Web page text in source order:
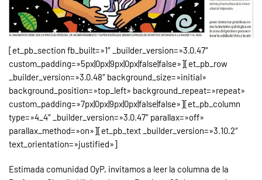
[et_pb_section fb_built=»1″ _builder_version=»3.0.47″
custom_padding=»5px|0px|9px|0px|false|false»][et_pb_row
_builder_version=»3.0.48″ background_size=»initial»
background_position=»top_left» background_repeat=»repeat»
custom_padding=»7px|0px|9px|0px|false|false»][et_pb_column
type=»4_4″ _builder_version=»3.0.47″ parallax=»off»
parallax_method=»on»][et_pb_text _builder_version=»3.10.2″
text_orientation=»justified»]
Estimada comunidad OyP, invitamos a leer la columna de la